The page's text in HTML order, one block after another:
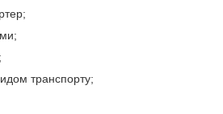
транспорту;